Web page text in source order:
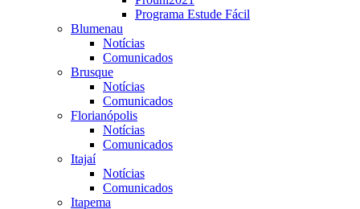
Programa Estude Fácil
Blumenau
Notícias
Comunicados
Brusque
Notícias
Comunicados
Florianópolis
Notícias
Comunicados
Itajaí
Notícias
Comunicados
Itapema